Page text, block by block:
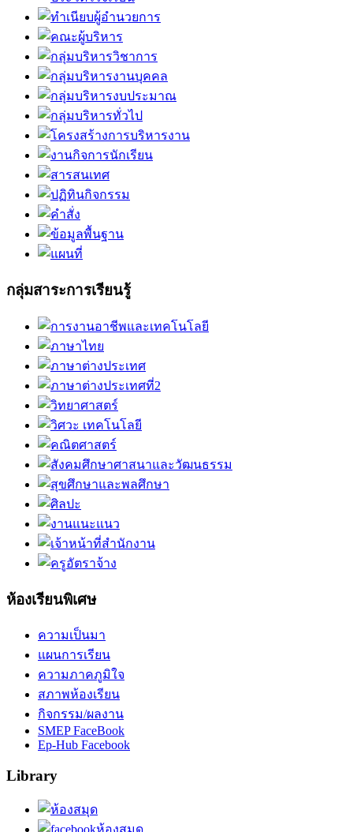
กลุ่มสาระการเรียนรู้
ห้องเรียนพิเศษ
ความเป็นมา
แผนการเรียน
ความภาคภูมิใจ
สภาพห้องเรียน
กิจกรรม/ผลงาน
SMEP FaceBook
Ep-Hub Facebook
Library